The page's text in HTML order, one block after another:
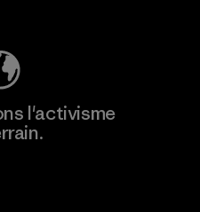
l'activisme